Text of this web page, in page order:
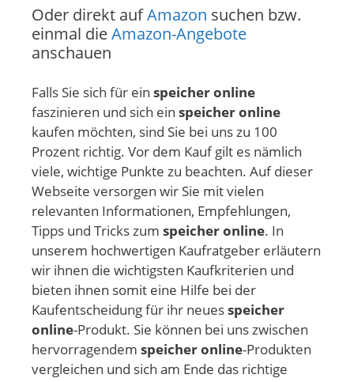
Oder direkt aufAmazon suchen bzw.
einmal dieAmazon-Angebote
anschauen
Falls Sie sich für ein speicher online
faszinieren und sich ein speicher online
kaufen möchten, sind Sie bei uns zu 100
Prozent richtig. Vor dem Kauf gilt es nämlich
viele, wichtige Punkte zu beachten. Auf dieser
Webseite versorgen wir Sie mit vielen
relevanten Informationen, Empfehlungen,
Tipps und Tricks zum speicher online. In
unserem hochwertigen Kaufratgeber erläutern
wir ihnen die wichtigsten Kaufkriterien und
bieten ihnen somit eine Hilfe bei der
Kaufentscheidung für ihr neuesspeicher
online-Produkt. Sie können bei uns zwischen
hervorragendem speicher online-Produkten
vergleichen und sich am Ende das richtige